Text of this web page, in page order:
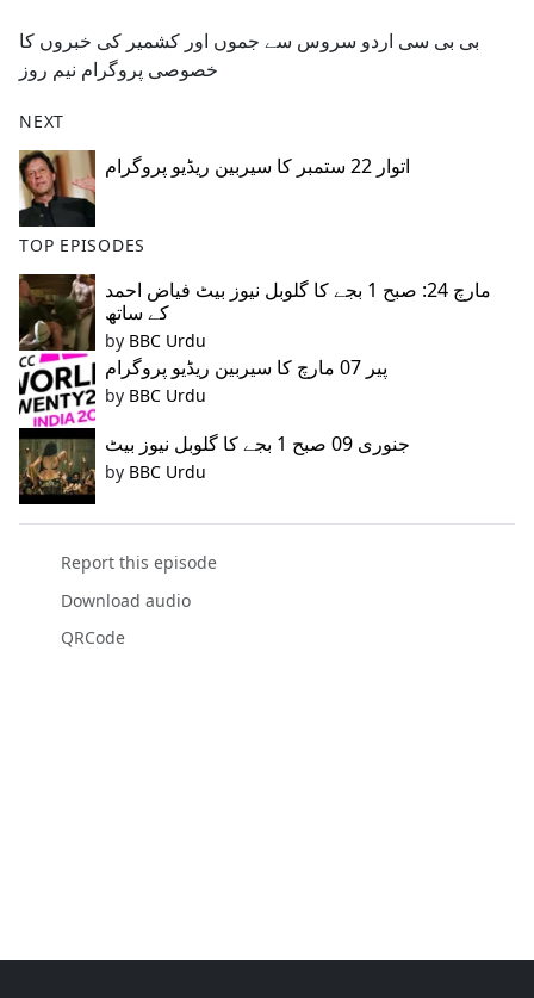
b
o
k
بی بی سی اردو سروس سے جموں اور کشمیر کی خبروں کا
خصوصی پروگرام نیم روز
NEXT
اتوار 22 ستمبر کا سیربین ریڈیو پروگرام
TOP EPISODES
مارچ 24: صبح 1 بجے کا گلوبل نیوز بیٹ فیاض احمد
کے ساتھ
by BBC Urdu
پیر 07 مارچ کا سیربین ریڈیو پروگرام
by BBC Urdu
جنوری 09 صبح 1 بجے کا گلوبل نیوز بیٹ
by BBC Urdu
Report this episode
Download audio
QRCode